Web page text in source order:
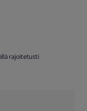
rajoitetusti